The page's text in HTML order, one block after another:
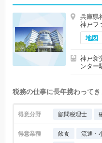
兵庫県
神戸フ
地図
神戸
ンター
税務の仕事に長年携わってき
得意分野 顧問税理士
得意業種 飲食 流通・